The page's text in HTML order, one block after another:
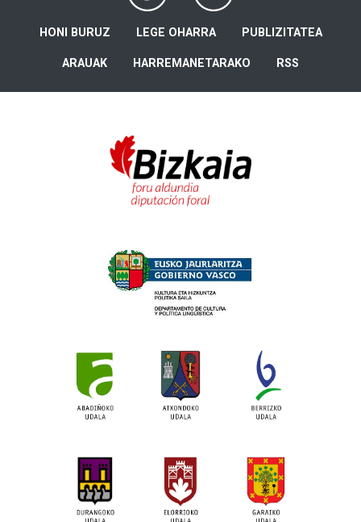
HONI BURUZ LEGE OHARRA PUBLIZITATEA
ARAUAK HARREMANETARAKO RSS